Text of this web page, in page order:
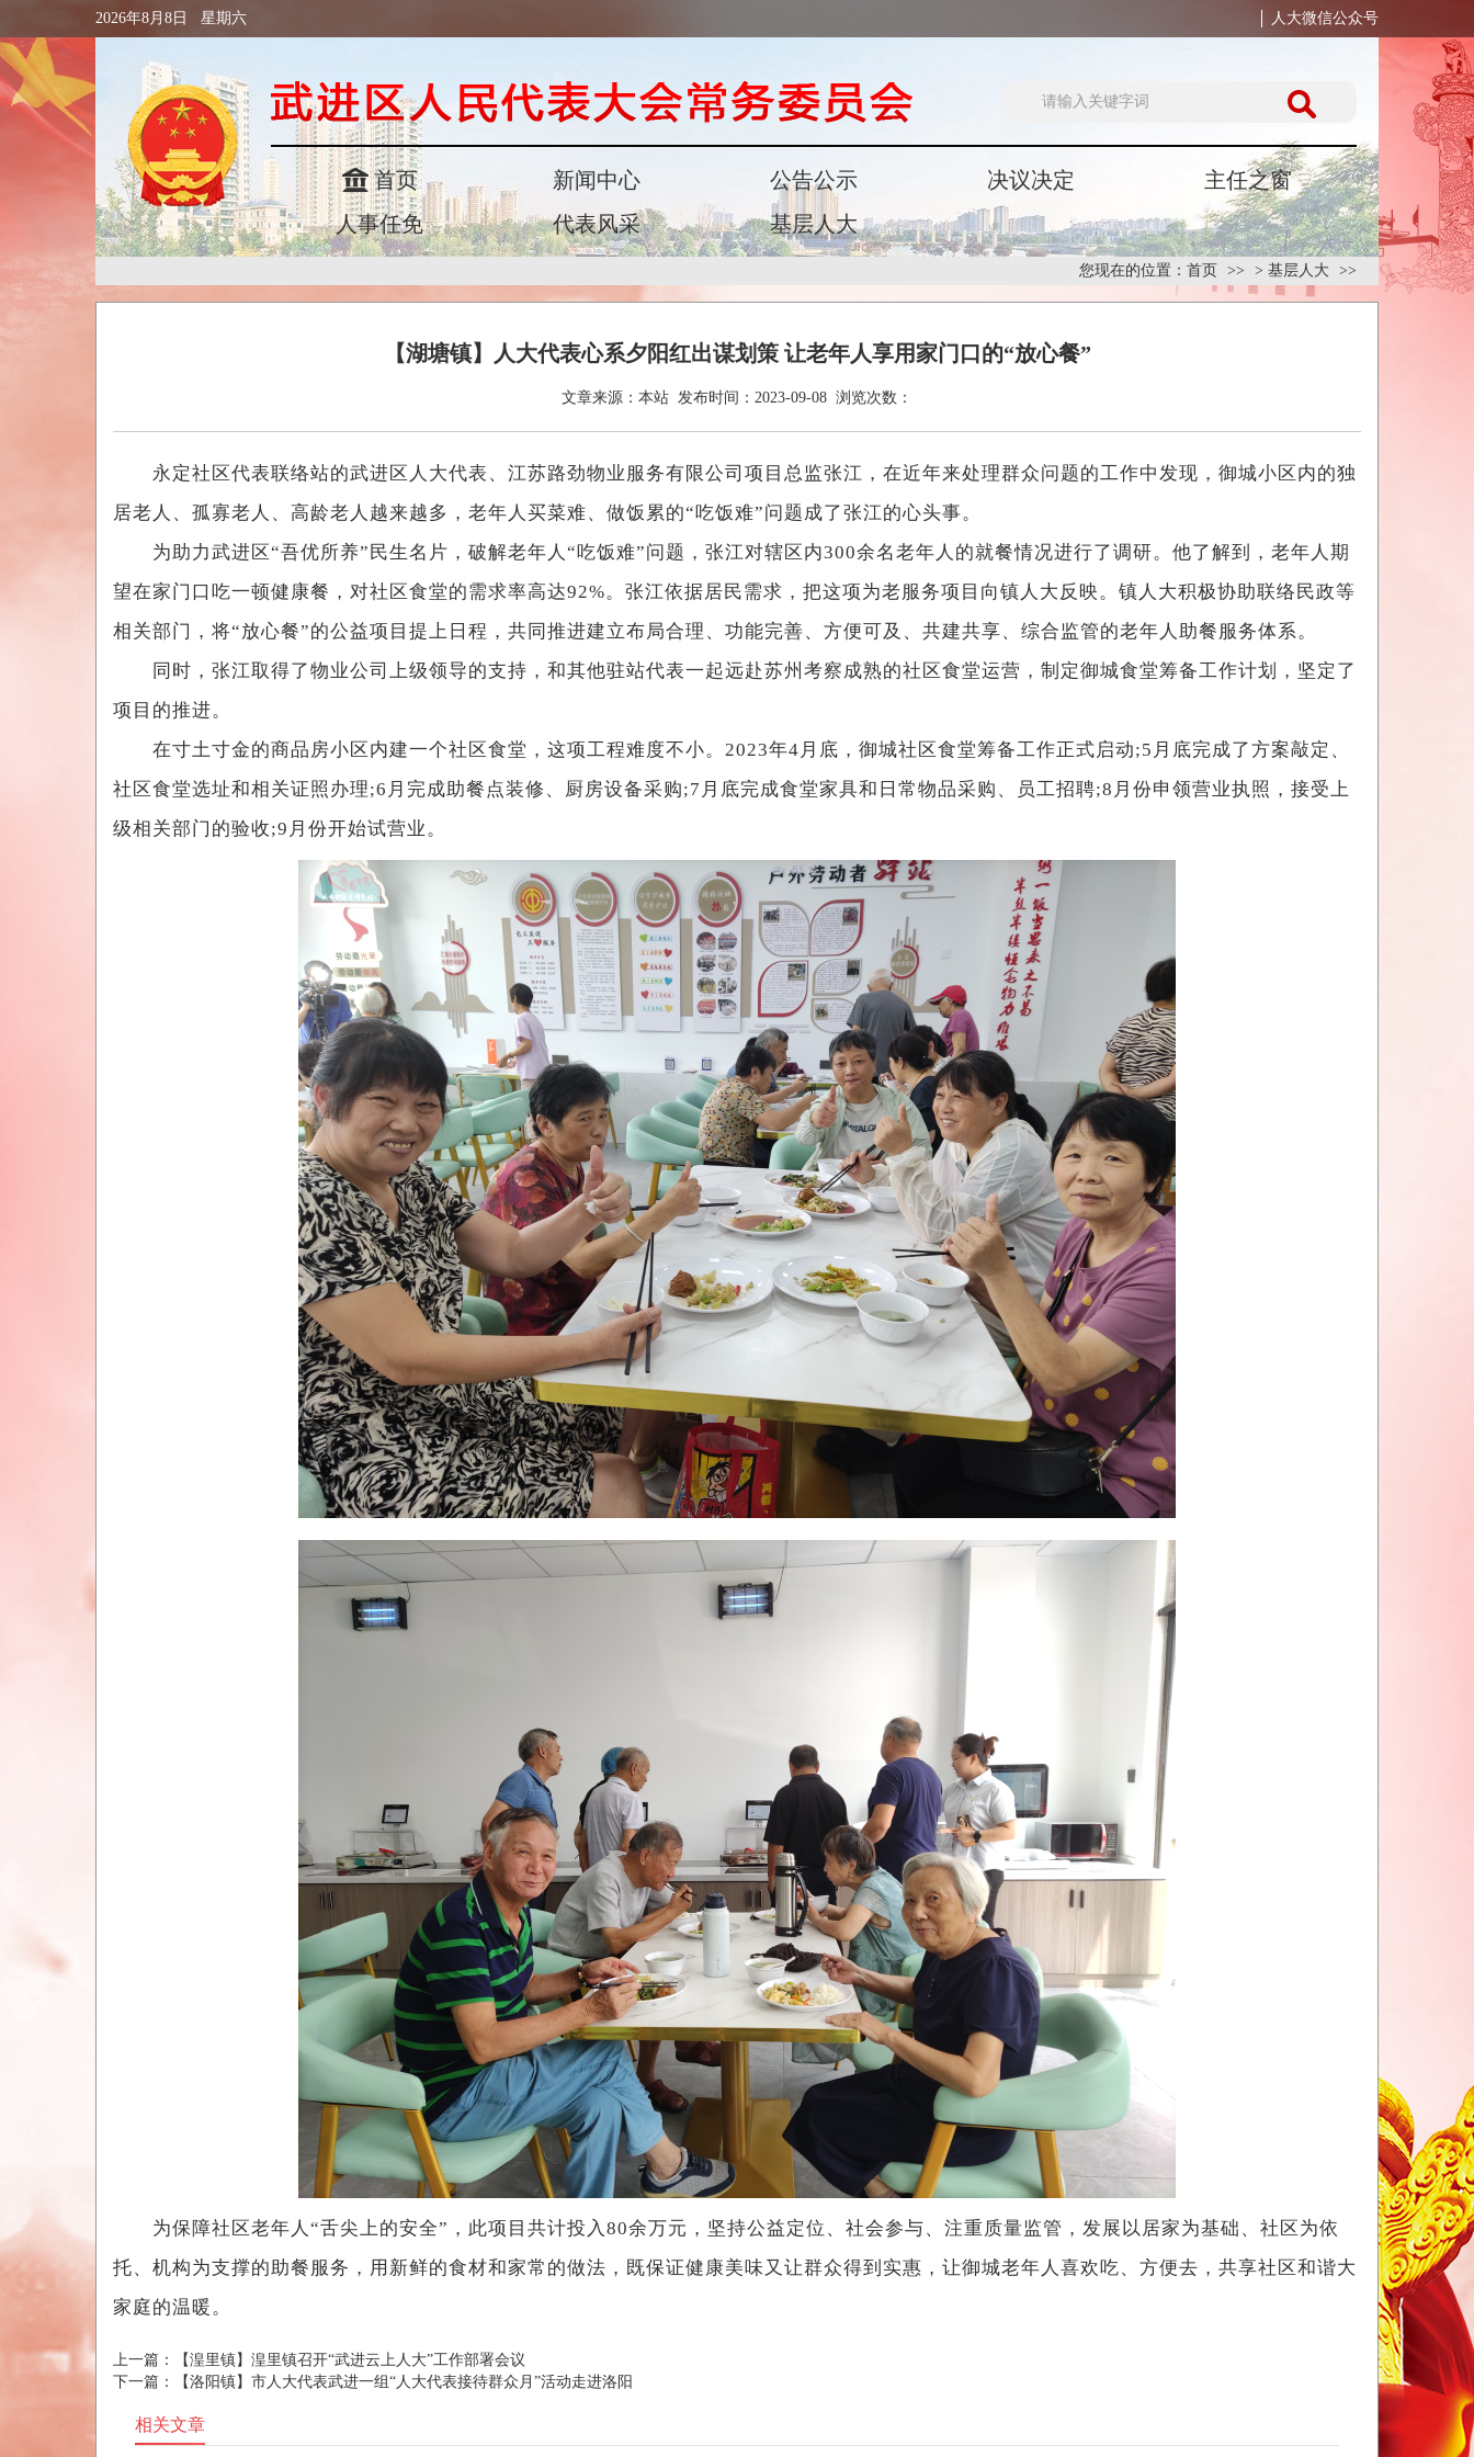
2026年8月8日 星期六 人大微信公众号
首页 新闻中心 公告公示 决议决定
主任之窗
人事任免
代表风采 基层人大
您现在的位置： 首页 > 基层人大
【湖塘镇】人大代表心系夕阳红出谋划策 让老年人享用家门口的“放心餐”
文章来源： 本站 发布时间： 2023-09-08 浏览次数：
永定社区代表联络站的武进区人大代表、江苏路劲物业服务有限公司项目总监张江，在近年来处理群众问题的工作中发现，御城小区内的独
居老人、孤寡老人、高龄老人越来越多，老年人买菜难、做饭累的“吃饭难”问题成了张江的心头事。
为助力武进区“吾优所养”民生名片，破解老年人“吃饭难”问题，张江对辖区内300余名老年人的就餐情况进行了调研。他了解到，老年人期
望在家门口吃一顿健康餐，对社区食堂的需求率高达92%。张江依据居民需求，把这项为老服务项目向镇人大反映。镇人大积极协助联络民政等
相关部门，将“放心餐”的公益项目提上日程，共同推进建立布局合理、功能完善、方便可及、共建共享、综合监管的老年人助餐服务体系。
同时，张江取得了物业公司上级领导的支持，和其他驻站代表一起远赴苏州考察成熟的社区食堂运营，制定御城食堂筹备工作计划，坚定了
项目的推进。
在寸土寸金的商品房小区内建一个社区食堂，这项工程难度不小。2023年4月底，御城社区食堂筹备工作正式启动;5月底完成了方案敲定、
社区食堂选址和相关证照办理;6月完成助餐点装修、厨房设备采购;7月底完成食堂家具和日常物品采购、员工招聘;8月份申领营业执照，接受上
级相关部门的验收;9月份开始试营业。
为保障社区老年人“舌尖上的安全”，此项目共计投入80余万元，坚持公益定位、社会参与、注重质量监管，发展以居家为基础、社区为依
托、机构为支撑的助餐服务，用新鲜的食材和家常的做法，既保证健康美味又让群众得到实惠，让御城老年人喜欢吃、方便去，共享社区和谐大
家庭的温暖。
上一篇：
【湟里镇】湟里镇召开“武进云上人大”工作部署会议
下一篇：
【洛阳镇】市人大代表武进一组“人大代表接待群众月”活动走进洛阳
相关文章